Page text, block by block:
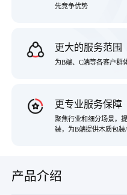
先竞争优势
更大的服务范围
为B端、C端等各客户群
更专业服务保障
聚焦行业和细分场景，
装，为B端提供木质包
产品介绍